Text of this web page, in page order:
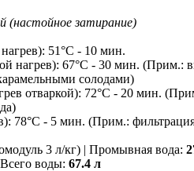
(настойное затирание)
51°С - 10 мин.
нагрев): 67°С - 30 мин. (Прим.:
солодами)
отваркой): 72°С - 20 мин.
78°С - 5 мин. (Прим.:
3 л/кг) | Промывная вода:
воды: 67.4 л